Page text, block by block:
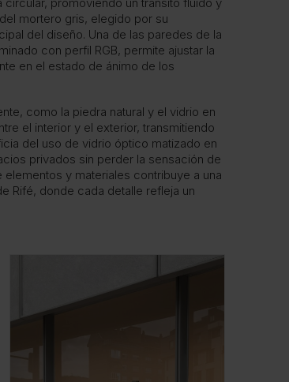
mortero gris, elegido por su
del diseño. Una de las paredes de la
con perfil RGB, permite ajustar la
en el estado de ánimo de los
como la piedra natural y el vidrio en
el interior y el exterior, transmitiendo
del uso de vidrio óptico matizado en
privados sin perder la sensación de
y materiales contribuye a una
Rifé, donde cada detalle refleja un